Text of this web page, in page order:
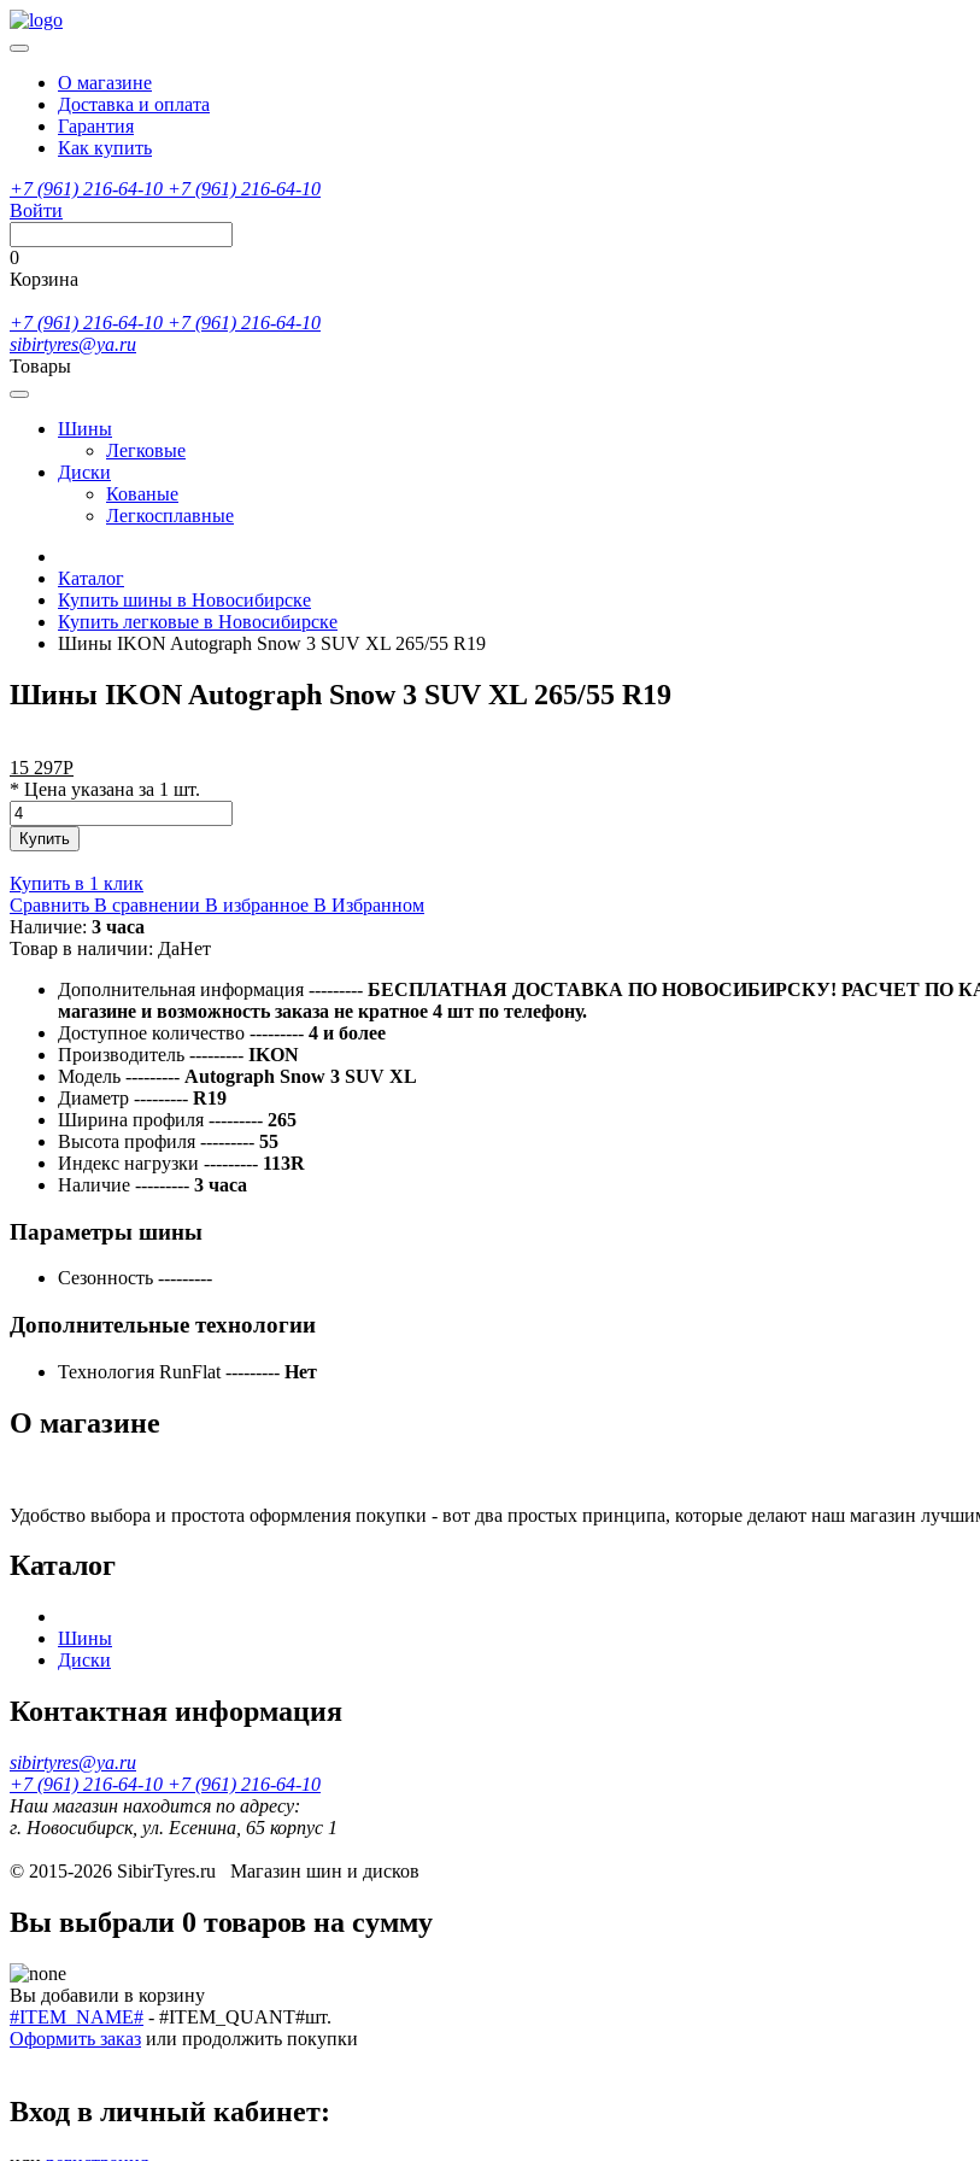
О магазине
Доставка и оплата
Гарантия
Как купить
+7 (961) 216-64-10 +7 (961) 216-64-10
Войти
0
Корзина
+7 (961) 216-64-10 +7 (961) 216-64-10
sibirtyres@ya.ru
Товары
Шины
Легковые
Диски
Кованые
Легкосплавные
Каталог
Купить шины в Новосибирске
Купить легковые в Новосибирске
Шины IKON Autograph Snow 3 SUV XL 265/55 R19
Шины IKON Autograph Snow 3 SUV XL 265/55 R19
15 297Р
* Цена указана за 1 шт.
Купить
Купить в 1 клик
Сравнить В сравнении В избранное В Избранном
Наличие: 3 часа
Товар в наличии: ДаНет
Дополнительная информация --------- БЕСПЛАТНАЯ ДОСТАВКА ПО НОВОСИБИРСКУ! РАСЧЕТ ПО
магазине и возможность заказа не кратное 4 шт по телефону.
Доступное количество --------- 4 и более
Производитель --------- IKON
Модель --------- Autograph Snow 3 SUV XL
Диаметр --------- R19
Ширина профиля --------- 265
Высота профиля --------- 55
Индекс нагрузки --------- 113R
Наличие --------- 3 часа
Параметры шины
Сезонность ---------
Дополнительные технологии
Технология RunFlat --------- Нет
О магазине
Удобство выбора и простота оформления покупки - вот два простых принципа, которые делают наш магазин
Каталог
Шины
Диски
Контактная информация
sibirtyres@ya.ru
+7 (961) 216-64-10 +7 (961) 216-64-10
Наш магазин находится по адресу:
г. Новосибирск, ул. Есенина, 65 корпус 1
© 2015-2026 SibirTyres.ru Магазин шин и дисков
Вы выбрали 0 товаров на сумму
Вы добавили в корзину
#ITEM_NAME# - #ITEM_QUANT#шт.
Оформить заказ или продолжить покупки
Вход в личный кабинет: